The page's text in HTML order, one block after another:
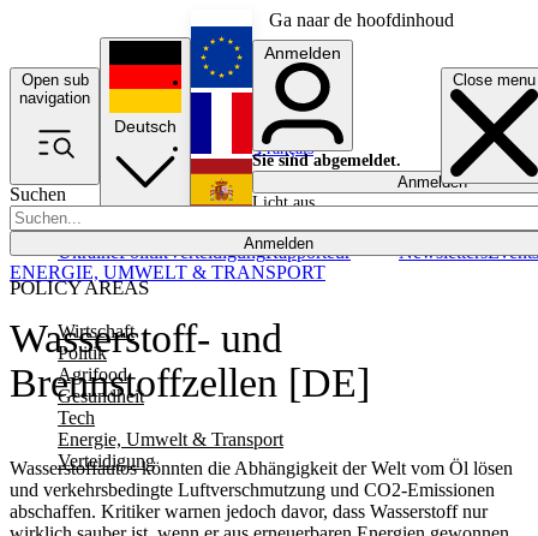
Ga naar de hoofdinhoud
Open sub
navigation
Close menu
Suchen
Anmelden
POLICY AREAS
Wirtschaft
Politik
Agrifood
Gesundheit
Tech
Energie, Umwelt & Transport
Verteidigung
UkrainePolitikVerteidigungRapporteur NewslettersEvents
Deutsch
English
Français
Anmelden
Sie sind abgemeldet.
Anmelden
Licht aus
Wasserstoff- und
Brennstoffzellen [DE]
Wasserstoffautos könnten die Abhängigkeit der Welt vom Öl lösen
und verkehrsbedingte Luftverschmutzung und CO2-Emissionen
abschaffen. Kritiker warnen jedoch davor, dass Wasserstoff nur
ENERGIE, UMWELT & TRANSPORT